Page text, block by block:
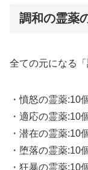
調和の霊薬
全ての元になる
・憤怒の霊薬:10
・適応の霊薬:10
・潜在の霊薬:10
・堕落の霊薬:10
・狂暴の霊薬:10